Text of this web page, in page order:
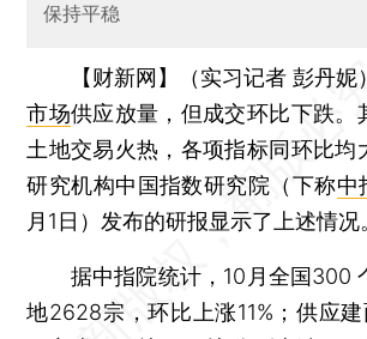
保持平稳
【财新网】（实习记者 彭丹妮）
市场供应放量，但成交环比下跌。
土地交易火热，各项指标同环比均
研究机构中国指数研究院（下称中
月1日）发布的研报显示了上述情况
据中指院统计，10月全国300
地2628宗，环比上涨11%；供应建